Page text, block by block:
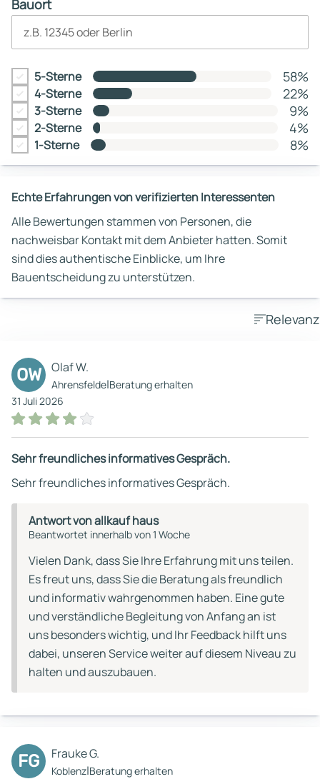
Bauort
z.B. 12345 oder Berlin
5-Sterne 58%
4-Sterne 22%
3-Sterne 9%
2-Sterne 4%
1-Sterne 8%
Echte Erfahrungen von verifizierten Interessenten
Alle Bewertungen stammen von Personen, die
nachweisbar Kontakt mit dem Anbieter hatten. Somit
sind dies authentische Einblicke, um Ihre
Bauentscheidung zu unterstützen.
Relevanz
OW Olaf W.
Ahrensfelde|Beratung erhalten
31 Juli 2026
Sehr freundliches informatives Gespräch.
Sehr freundliches informatives Gespräch.
Antwort von allkauf haus
Beantwortet innerhalb von 1 Woche
Vielen Dank, dass Sie Ihre Erfahrung mit uns teilen.
Es freut uns, dass Sie die Beratung als freundlich
und informativ wahrgenommen haben. Eine gute
und verständliche Begleitung von Anfang an ist
uns besonders wichtig, und Ihr Feedback hilft uns
dabei, unseren Service weiter auf diesem Niveau zu
halten und auszubauen.
FG Frauke G.
Koblenz|Beratung erhalten